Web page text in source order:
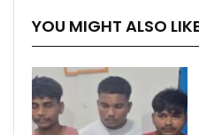
YOU MIGHT ALSO